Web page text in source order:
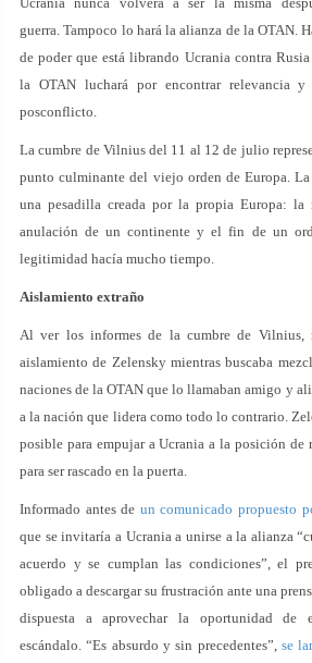
guerra. Tampoco lo hará la alianza de la OTAN.
de poder que está librando Ucrania contra
la OTAN luchará por encontrar relevancia
posconflicto.
La cumbre de Vilnius del 11 al 12 de julio
punto culminante del viejo orden de Europa.
una pesadilla creada por la propia Europa: la
anulación de un continente y el fin de un
legitimidad hacía mucho tiempo.
Aislamiento extraño
Al ver los informes de la cumbre de Vilnius,
aislamiento de Zelensky mientras buscaba
naciones de la OTAN que lo llamaban amigo y
a la nación que lidera como todo lo contrario.
posible para empujar a Ucrania a la posición de
para ser rascado en la puerta.
Informado antes de un comunicado propuesto
que se invitaría a Ucrania a unirse a la alianza
acuerdo y se cumplan las condiciones”, el
obligado a descargar su frustración ante una
dispuesta a aprovechar la oportunidad de
escándalo. “Es absurdo y sin precedentes”, se